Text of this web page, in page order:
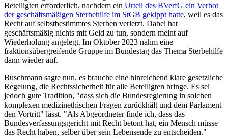
Beteiligten erforderlich, nachdem ein Urteil des BVerfG ein Verbot
der geschäftsmäßigen Sterbehilfe im StGB gekippt hatte, weil es das
Recht auf selbstbestimmtes Sterben verletzt. Dabei hat
geschäftsmäßig nichts mit Geld zu tun, sondern meint auf
Wiederholung angelegt. Im Oktober 2023 nahm eine
fraktionsübergreifende Gruppe im Bundestag das Thema Sterbehilfe
dann wieder auf.
Buschmann sagte nun, es brauche eine hinreichend klare gesetzliche
Regelung, die Rechtssicherheit für alle Beteiligten bringe. Es sei
jedoch gute Tradition, "dass sich die Bundesregierung in solchen
komplexen medizinethischen Fragen zurückhält und dem Parlament
den Vortritt" lässt. "Als Abgeordneter finde ich, dass das
Bundesverfassungsgericht mit Recht betont hat, ein Mensch müsse
das Recht haben, selber über sein Lebensende zu entscheiden."